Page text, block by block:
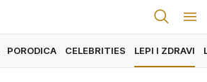
PORODICA CELEBRITIES LEPI I ZDRAVI